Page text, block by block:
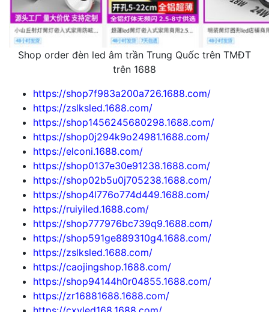
Shop order đèn led âm trần Trung Quốc trên TMĐT
trên 1688
https://shop7f983a200a726.1688.com/
https://zslksled.1688.com/
https://shop1456245680298.1688.com/
https://shop0j294k9o24981.1688.com/
https://elconi.1688.com/
https://shop0137e30e91238.1688.com/
https://shop02b5u0j705238.1688.com/
https://shop4l776o774d449.1688.com/
https://ruiyiled.1688.com/
https://shop777976bc739q9.1688.com/
https://shop591ge889310g4.1688.com/
https://zslksled.1688.com/
https://caojingshop.1688.com/
https://shop94144h0r04855.1688.com/
https://zr16881688.1688.com/